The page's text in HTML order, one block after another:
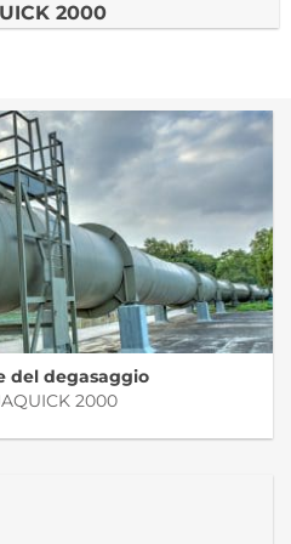
2000
del degasaggio
2000